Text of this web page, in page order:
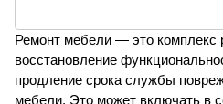
Ремонт мебели — это комплекс
восстановление
продление срока службы
мебели. Это может включать в